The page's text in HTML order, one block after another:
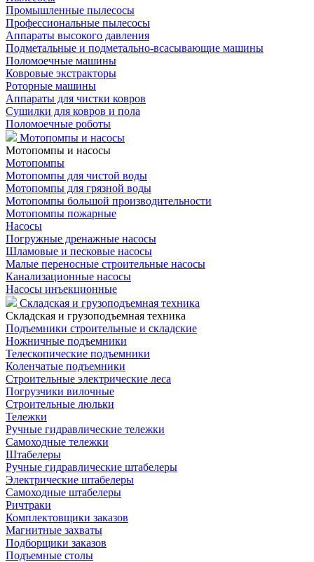
Промышленные пылесосы
Профессиональные пылесосы
Аппараты высокого давления
Подметальные и подметально-всасывающие машины
Поломоечные машины
Ковровые экстракторы
Роторные машины
Аппараты для чистки ковров
Сушилки для ковров и пола
Поломоечные роботы
Мотопомпы и насосы
Мотопомпы и насосы
Мотопомпы
Мотопомпы для чистой воды
Мотопомпы для грязной воды
Мотопомпы большой производительности
Мотопомпы пожарные
Насосы
Погружные дренажные насосы
Шламовые и песковые насосы
Малые переносные строительные насосы
Канализационные насосы
Насосы инъекционные
Складская и грузоподъемная техника
Складская и грузоподъемная техника
Подъемники строительные и складские
Ножничные подъемники
Телескопические подъемники
Коленчатые подъемники
Строительные электрические леса
Погрузчики вилочные
Строительные люльки
Тележки
Ручные гидравлические тележки
Самоходные тележки
Штабелеры
Ручные гидравлические штабелеры
Электрические штабелеры
Самоходные штабелеры
Ричтраки
Комплектовщики заказов
Магнитные захваты
Подборщики заказов
Подъемные столы